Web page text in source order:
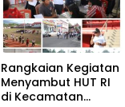
Rangkaian Kegiatan
Menyambut HUT RI
di Kecamatan